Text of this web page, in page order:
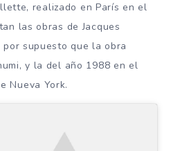
realizado en París en el
las obras de Jacques
por supuesto que la obra
y la del año 1988 en el
Nueva York.